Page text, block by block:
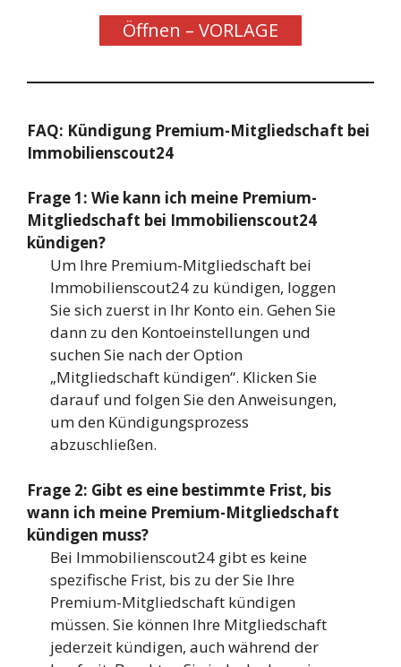
Öffnen – VORLAGE
FAQ: Kündigung Premium-Mitgliedschaft bei
Immobilienscout24
Frage 1: Wie kann ich meine Premium-
Mitgliedschaft bei Immobilienscout24
kündigen?
Um Ihre Premium-Mitgliedschaft bei
Immobilienscout24 zu kündigen, loggen
Sie sich zuerst in Ihr Konto ein. Gehen Sie
dann zu den Kontoeinstellungen und
suchen Sie nach der Option
„Mitgliedschaft kündigen“. Klicken Sie
darauf und folgen Sie den Anweisungen,
um den Kündigungsprozess
abzuschließen.
Frage 2: Gibt es eine bestimmte Frist, bis
wann ich meine Premium-Mitgliedschaft
kündigen muss?
Bei Immobilienscout24 gibt es keine
spezifische Frist, bis zu der Sie Ihre
Premium-Mitgliedschaft kündigen
müssen. Sie können Ihre Mitgliedschaft
jederzeit kündigen, auch während der